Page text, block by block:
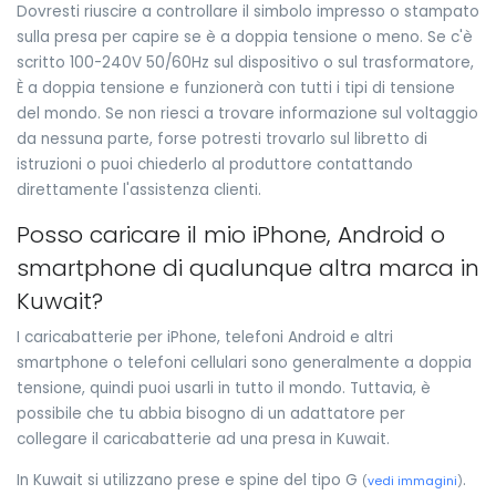
Dovresti riuscire a controllare il simbolo impresso o stampato
sulla presa per capire se è a doppia tensione o meno. Se c'è
scritto 100-240V 50/60Hz sul dispositivo o sul trasformatore,
È a doppia tensione e funzionerà con tutti i tipi di tensione
del mondo. Se non riesci a trovare informazione sul voltaggio
da nessuna parte, forse potresti trovarlo sul libretto di
istruzioni o puoi chiederlo al produttore contattando
direttamente l'assistenza clienti.
Posso caricare il mio iPhone, Android o
smartphone di qualunque altra marca in
Kuwait?
I caricabatterie per iPhone, telefoni Android e altri
smartphone o telefoni cellulari sono generalmente a doppia
tensione, quindi puoi usarli in tutto il mondo. Tuttavia, è
possibile che tu abbia bisogno di un adattatore per
collegare il caricabatterie ad una presa in Kuwait.
In Kuwait si utilizzano prese e spine del tipo G (vedi immagini).